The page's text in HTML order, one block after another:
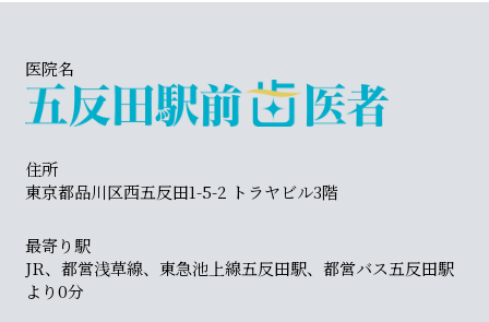
医院名
住所
東京都品川区西五反田1-5-2 トラヤビル3階
最寄り駅
JR、都営浅草線、東急池上線五反田駅、都営バス五反田駅
より0分